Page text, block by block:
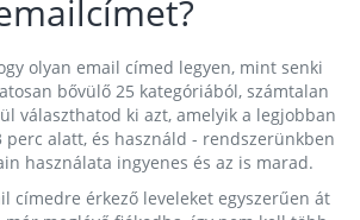
olyan email címed legyen, mint senki
bővülő 25 kategóriából, számtalan
választhatod ki azt, amelyik a legjobban
alatt, és használd - rendszerünkben
használata ingyenes és az is marad.
címedre érkező leveleket egyszerűen át